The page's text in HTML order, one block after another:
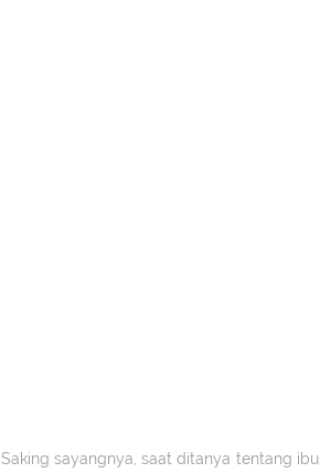
Saking sayangnya, saat ditanya tentang